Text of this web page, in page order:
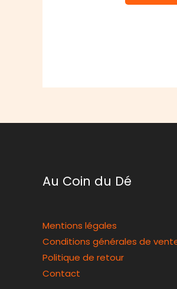
Au Coin du Dé
Mentions légales
Conditions générales de
Politique de retour
Contact